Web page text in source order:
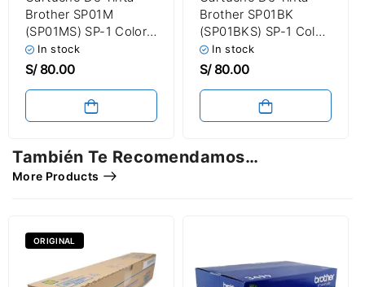
Brother SP01M
(SP01MS) SP-1 Color
Magenta 47.0ml
In stock
S/80.00
Brother SP01BK
(SP01BKS) SP-1 Color
Negro 47.0ml
In stock
S/80.00
También Te Recomendamos…
More Products
ORIGINAL